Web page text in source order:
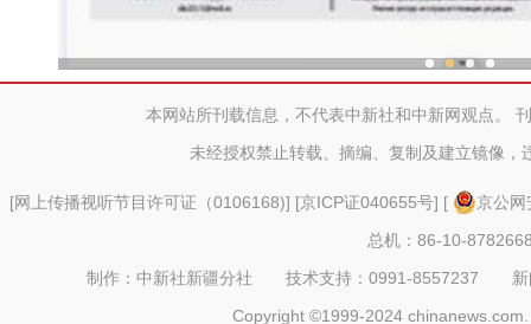
本网站所刊载信息，不代表中新社和中新网观点。
未经授权禁止转载、摘编、复制及建立镜像，
[网上传播视听节目许可证（0106168)] [京ICP证040655号] [
京公
总机：86-10-
制作：中新社新疆分社 技术支持：0991-8557237
Copyright ©1999-2024